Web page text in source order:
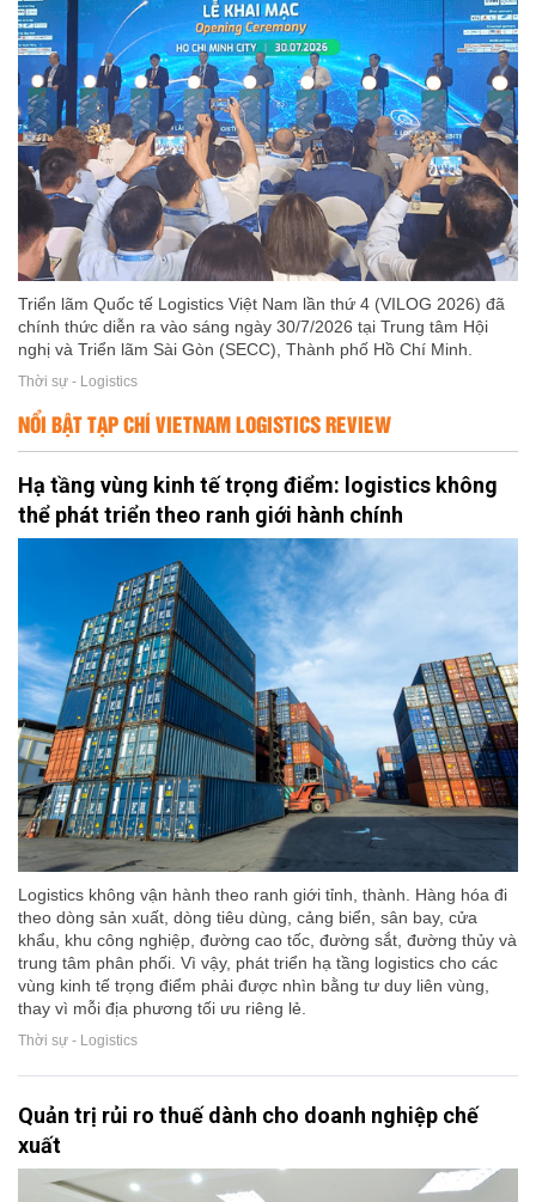
Triển lãm Quốc tế Logistics Việt Nam lần thứ 4 (VILOG 2026) đã
chính thức diễn ra vào sáng ngày 30/7/2026 tại Trung tâm Hội
nghị và Triển lãm Sài Gòn (SECC), Thành phố Hồ Chí Minh.
Thời sự - Logistics
NỔI BẬT TẠP CHÍ VIETNAM LOGISTICS REVIEW
Hạ tầng vùng kinh tế trọng điểm: logistics không
thể phát triển theo ranh giới hành chính
Logistics không vận hành theo ranh giới tỉnh, thành. Hàng hóa đi
theo dòng sản xuất, dòng tiêu dùng, cảng biển, sân bay, cửa
khẩu, khu công nghiệp, đường cao tốc, đường sắt, đường thủy và
trung tâm phân phối. Vì vậy, phát triển hạ tầng logistics cho các
vùng kinh tế trọng điểm phải được nhìn bằng tư duy liên vùng,
thay vì mỗi địa phương tối ưu riêng lẻ.
Thời sự - Logistics
Quản trị rủi ro thuế dành cho doanh nghiệp chế
xuất